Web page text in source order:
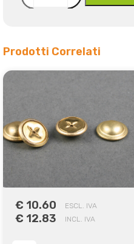
Prodotti Correlati
€ 10.60 ESCL. IVA
€ 12.83 INCL. IVA